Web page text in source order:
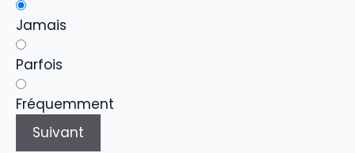
Jamais
Parfois
Fréquemment
Suivant